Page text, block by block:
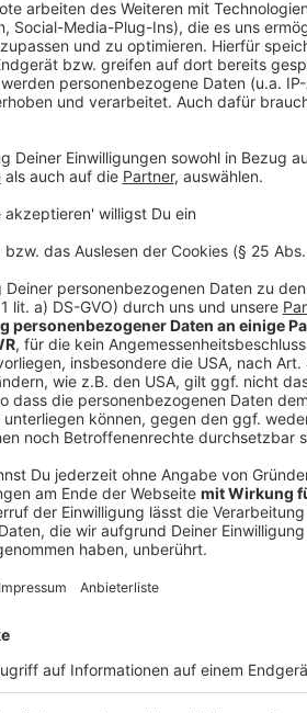
powered by
Der Trailer zur Serie "Sons of Anarchy"
Anzeige
Das Netz
Das fiktionale Serienprojekt "Das
erzählerisch miteinander verflochtenen
Sprachen produziert werden. Der
dieser Serien, wobei sich ihre
kreuzen.
Zu sehen ab November bei: ARD-
Hier geht's zum Trailer
Anzeige
The Boys
Wer auf Superhelden-Filme mit